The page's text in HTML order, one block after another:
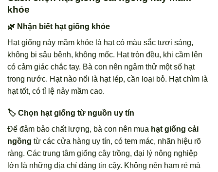
khỏe
🌿 Nhận biết hạt giống khỏe
Hạt giống nảy mầm khỏe là hạt có màu sắc tươi sáng,
không bị sâu bệnh, không mốc. Hạt tròn đều, khi cầm lên
có cảm giác chắc tay. Bà con nên ngâm thử một số hạt
trong nước. Hạt nào nổi là hạt lép, cần loại bỏ. Hạt chìm là
hạt tốt, có tỉ lệ nảy mầm cao.
🏷️ Chọn hạt giống từ nguồn uy tín
Để đảm bảo chất lượng, bà con nên mua hạt giống cải
ngồng từ các cửa hàng uy tín, có tem mác, nhãn hiệu rõ
ràng. Các trung tâm giống cây trồng, đại lý nông nghiệp
lớn là những địa chỉ đáng tin cậy. Không nên ham rẻ mà